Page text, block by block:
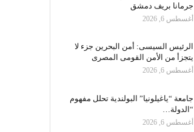
جرمانا بريف دمشق
أغسطس 6, 2026
الرئيس السيسى: أمن البحرين جزء لا
يتجزأ من الأمن القومى المصرى
أغسطس 6, 2026
جامعة “ياغيلونيا” البولندية تحلل مفهوم
“الدولة…
أغسطس 6, 2026